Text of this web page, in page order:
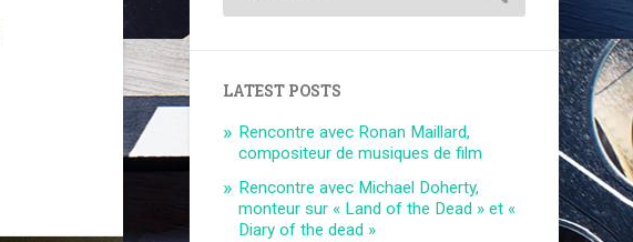
LATEST POSTS
Rencontre avec Ronan Maillard,
compositeur de musiques de film
Rencontre avec Michael Doherty,
monteur sur « Land of the Dead » et «
Diary of the dead »